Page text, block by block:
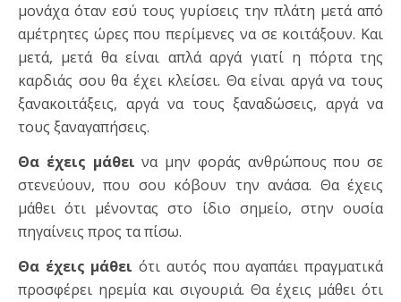
μονάχα όταν εσύ τους γυρίσεις την πλάτη μετά από
αμέτρητες ώρες που περίμενες να σε κοιτάξουν. Και
μετά, μετά θα είναι απλά αργά γιατί η πόρτα της
καρδιάς σου θα έχει κλείσει. Θα είναι αργά να τους
ξανακοιτάξεις, αργά να τους ξαναδώσεις, αργά να
τους ξαναγαπήσεις.
Θα έχεις μάθει να μην φοράς ανθρώπους που σε
στενεύουν, που σου κόβουν την ανάσα. Θα έχεις
μάθει ότι μένοντας στο ίδιο σημείο, στην ουσία
πηγαίνεις προς τα πίσω.
Θα έχεις μάθει ότι αυτός που αγαπάει πραγματικά
προσφέρει ηρεμία και σιγουριά. Θα έχεις μάθει ότι